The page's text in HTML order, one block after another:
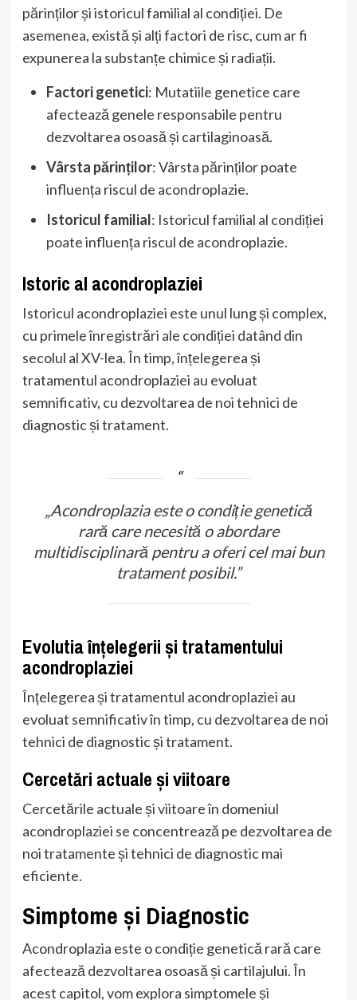
părinților și istoricul familial al condiției. De
asemenea, există și alți factori de risc, cum ar fi
expunerea la substanțe chimice și radiații.
Factori genetici: Mutatiile genetice care
afectează genele responsabile pentru
dezvoltarea osoasă și cartilaginoasă.
Vârsta părinților: Vârsta părinților poate
influența riscul de acondroplazie.
Istoricul familial: Istoricul familial al condiției
poate influența riscul de acondroplazie.
Istoric al acondroplaziei
Istoricul acondroplaziei este unul lung și complex,
cu primele înregistrări ale condiției datând din
secolul al XV-lea. În timp, înțelegerea și
tratamentul acondroplaziei au evoluat
semnificativ, cu dezvoltarea de noi tehnici de
diagnostic și tratament.
„Acondroplazia este o condiție genetică
rară care necesită o abordare
multidisciplinară pentru a oferi cel mai bun
tratament posibil.”
Evolutia înțelegerii și tratamentului
acondroplaziei
Înțelegerea și tratamentul acondroplaziei au
evoluat semnificativ în timp, cu dezvoltarea de noi
tehnici de diagnostic și tratament.
Cercetări actuale și viitoare
Cercetările actuale și viitoare în domeniul
acondroplaziei se concentrează pe dezvoltarea de
noi tratamente și tehnici de diagnostic mai
eficiente.
Simptome și Diagnostic
Acondroplazia este o condiție genetică rară care
afectează dezvoltarea osoasă și cartilajului. În
acest capitol, vom explora simptomele și